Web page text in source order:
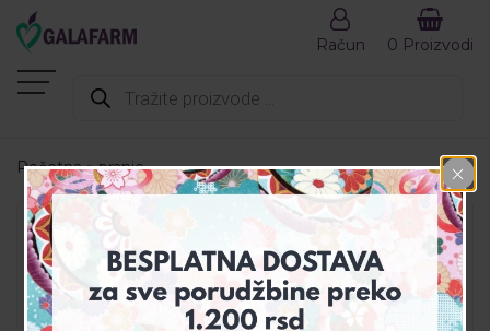
search
Račun 0 Proizvodi
Početna»pranje
MENI
AKCIJA
DEZINFEKCIJA